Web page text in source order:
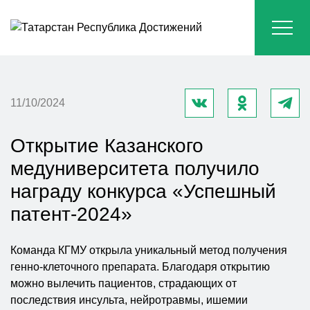
11/10/2024
Открытие Казанского
медуниверситета получило
награду конкурса «Успешный
патент-2024»
Команда КГМУ открыла уникальный метод получения
генно-клеточного препарата. Благодаря открытию
можно вылечить пациентов, страдающих от
последствия инсульта, нейротравмы, ишемии